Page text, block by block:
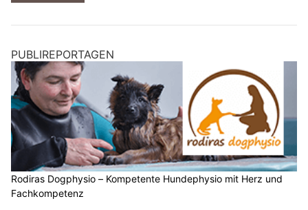
PUBLIREPORTAGEN
Rodiras Dogphysio – Kompetente Hundephysio mit Herz und
Fachkompetenz